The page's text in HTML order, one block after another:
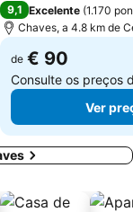
9,1 Excelente (1.170
Chaves, a 4.8 km de
de € 90
Consulte os preços
Ver